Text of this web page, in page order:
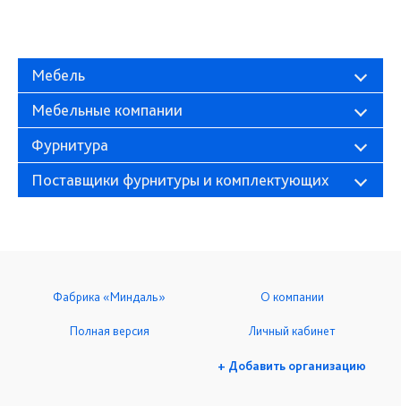
Мебель
Мебельные компании
Фурнитура
Поставщики фурнитуры и комплектующих
Фабрика «Миндаль» О компании
Полная версия Личный кабинет
+ Добавить организацию